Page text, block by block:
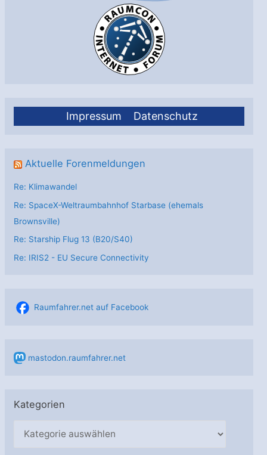
Impressum Datenschutz
Aktuelle Forenmeldungen
Re: Klimawandel
Re: SpaceX-Weltraumbahnhof Starbase (ehemals
Brownsville)
Re: Starship Flug 13 (B20/S40)
Re: IRIS2 - EU Secure Connectivity
Raumfahrer.net auf Facebook
mastodon.raumfahrer.net
Kategorien